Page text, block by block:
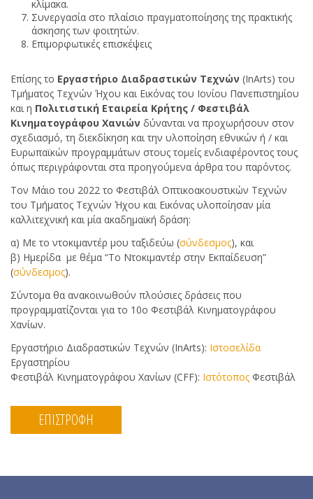
κλίμακα.
Συνεργασία στο πλαίσιο πραγματοποίησης της πρακτικής
άσκησης των φοιτητών.
Επιμορφωτικές επισκέψεις
Επίσης το Εργαστήριο Διαδραστικών Τεχνών (InArts) του
Τμήματος Τεχνών Ήχου και Εικόνας του Ιονίου Πανεπιστημίου
και η Πολιτιστική Εταιρεία Κρήτης / Φεστιβάλ
Κινηματογράφου Χανιών δύνανται να προχωρήσουν στον
σχεδιασμό, τη διεκδίκηση και την υλοποίηση εθνικών ή / και
Ευρωπαϊκών προγραμμάτων στους τομείς ενδιαφέροντος τους
όπως περιγράφονται στα προηγούμενα άρθρα του παρόντος.
Toν Μάιο του 2022 το Φεστιβάλ Οπτικοακουστικών Τεχνών
του Τμήματος Τεχνών Ήχου και Εικόνας υλοποίησαν μία
καλλιτεχνική και μία ακαδημαϊκή δράση:
α) Με το ντοκιμαντέρ μου ταξιδεύω (σύνδεσμος), και
β) Ημερίδα με θέμα “Το Ντοκιμαντέρ στην Εκπαίδευση”
(σύνδεσμος).
Σύντομα θα ανακοινωθούν πλούσιες δράσεις που
προγραμματίζονται για το 10ο Φεστιβάλ Κινηματογράφου
Χανίων.
Εργαστήριο Διαδραστικών Τεχνών (InArts): Ιστοσελίδα
Εργαστηρίου
Φεστιβάλ Κινηματογράφου Χανίων (CFF): Ιστότοπος Φεστιβάλ
ΕΠΙΣΤΡΟΦΗ